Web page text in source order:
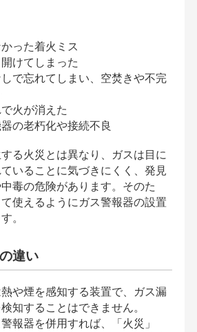
った着火ミス
けてしまった
しで忘れてしまい、空焚きや不完
火が消えた
の老朽化や接続不良
る火災とは異なり、ガスは目に
いることに気づきにくく、発見
毒の危険があります。そのた
使えるようにガス警報器の設置
。
違い
熱や煙を感知する装置で、ガス漏
知することはできません。
報器を併用すれば、「火災」